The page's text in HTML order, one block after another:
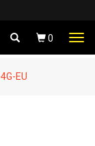
0
EU